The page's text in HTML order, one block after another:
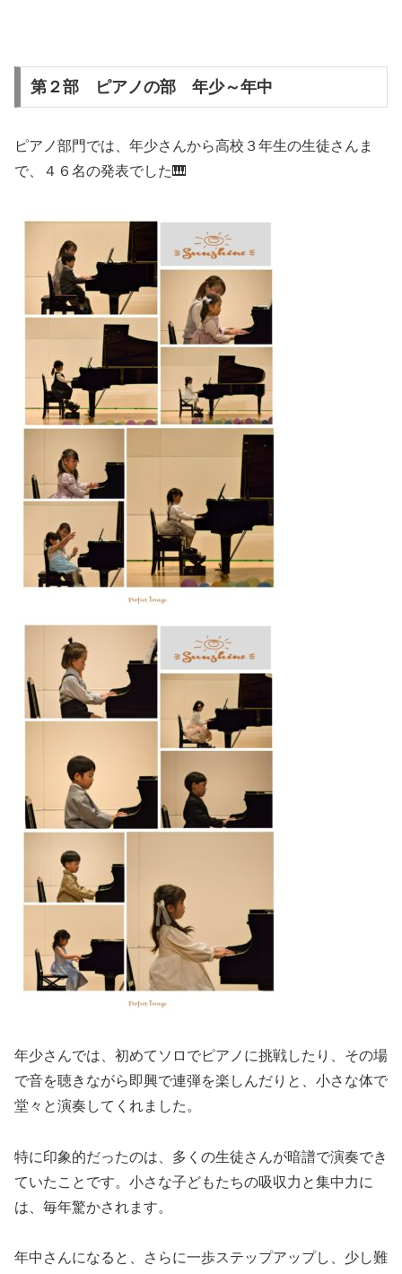
第２部 ピアノの部 年少～年中
ピアノ部門では、年少さんから高校３年生の生徒さんま
で、４６名の発表でした🎹
年少さんでは、初めてソロでピアノに挑戦したり、その場
で音を聴きながら即興で連弾を楽しんだりと、小さな体で
堂々と演奏してくれました。
特に印象的だったのは、多くの生徒さんが暗譜で演奏でき
ていたことです。小さな子どもたちの吸収力と集中力に
は、毎年驚かされます。
年中さんになると、さらに一歩ステップアップし、少し難